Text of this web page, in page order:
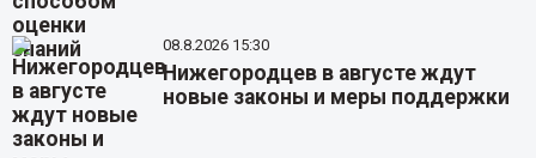
08.8.2026 15:30
Нижегородцев в августе ждут
новые законы и меры поддержки